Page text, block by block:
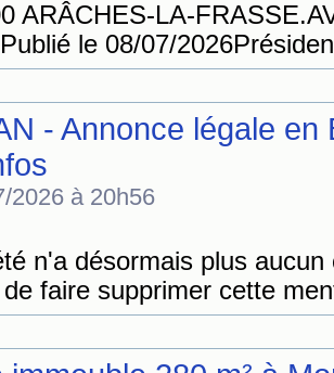
ARÂCHES-LA-
le 08/07/
- Annonce légale
2026 à 20h56
n'a désormais plus
faire supprimer cette